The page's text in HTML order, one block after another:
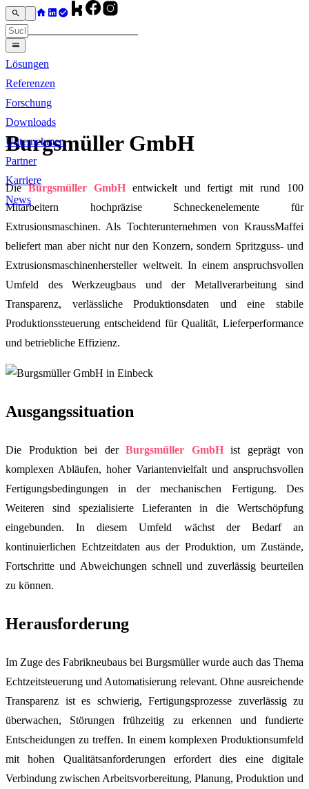
Lösungen
Referenzen
Forschung
Downloads
Unternehmen
Partner
Karriere
News
Burgsmüller GmbH
DieBurgsmüller GmbHentwickelt und fertigt mit rund 100
Mitarbeitern hochpräzise Schneckenelemente für
Extrusionsmaschinen. Als Tochterunternehmen von KraussMaffei
beliefert man aber nicht nur den Konzern, sondern Spritzguss- und
Extrusionsmaschinenhersteller weltweit. In einem anspruchsvollen
Umfeld des Werkzeugbaus und der Metallverarbeitung sind
Transparenz, verlässliche Produktionsdaten und eine stabile
Produktionssteuerung entscheidend für Qualität, Lieferperformance
und betriebliche Effizienz.
Ausgangssituation
Die Produktion bei der Burgsmüller GmbHist geprägt von
komplexen Abläufen, hoher Variantenvielfalt und anspruchsvollen
Fertigungsbedingungen in der mechanischen Fertigung. Des
Weiteren sind spezialisierte Lieferanten in die Wertschöpfung
eingebunden. In diesem Umfeld wächst der Bedarf an
kontinuierlichen Echtzeitdaten aus der Produktion, um Zustände,
Fortschritte und Abweichungen schnell und zuverlässig beurteilen
zu können.
Herausforderung
Im Zuge des Fabrikneubaus bei Burgsmüller wurde auch das Thema
Echtzeitsteuerung und Automatisierung relevant. Ohne ausreichende
Transparenz ist es schwierig, Fertigungsprozesse zuverlässig zu
überwachen, Störungen frühzeitig zu erkennen und fundierte
Entscheidungen zu treffen. In einem komplexen Produktionsumfeld
mit hohen Qualitätsanforderungen erfordert dies eine digitale
Verbindung zwischen Arbeitsvorbereitung, Planung, Produktion und